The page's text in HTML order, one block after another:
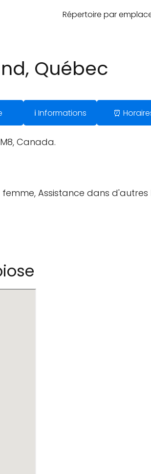
Répertoire par
Québec
ℹ️ Informations ⏰
Canada.
Assistance dans